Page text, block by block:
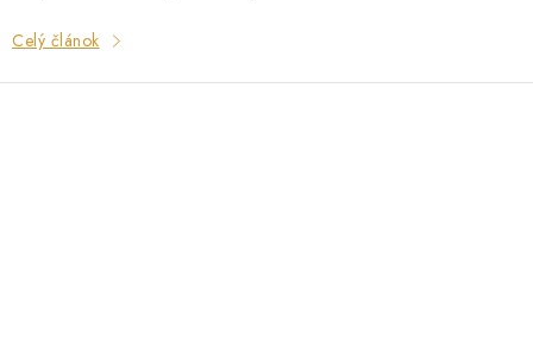
Celý článok